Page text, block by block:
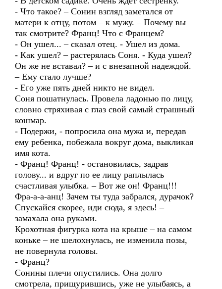
- Что такое? – Сонин взгляд заметался от
матери к отцу, потом – к мужу. – Почему вы
так смотрите? Франц! Что с Францем?
- Он ушел... – сказал отец. - Ушел из дома.
- Как ушел? – растерялась Соня. - Куда ушел?
Он же не вставал? – и с внезапной надеждой.
– Ему стало лучше?
- Его уже пять дней никто не видел.
Соня пошатнулась. Провела ладонью по лицу,
словно стряхивая с глаз свой самый страшный
кошмар.
- Подержи, - попросила она мужа и, передав
ему ребенка, побежала вокруг дома, выкликая
имя кота.
- Франц! Франц! - остановилась, задрав
голову... и вдруг по ее лицу раплылась
счастливая улыбка. – Вот же он! Франц!!!
Фра-а-а-анц! Зачем ты туда забрался, дурачок?
Спускайся скорее, иди сюда, я здесь! –
замахала она руками.
Крохотная фигурка кота на крыше – на самом
коньке – не шелохнулась, не изменила позы,
не повернула головы.
- Франц?
Сонины плечи опустились. Она долго
смотрела, прищурившись, уже не улыбаясь, а